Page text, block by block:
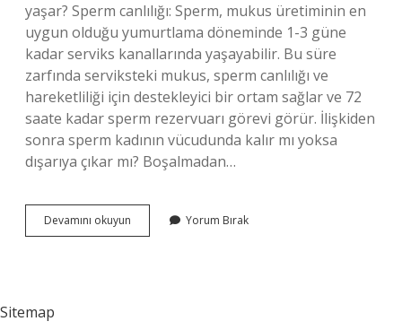
yaşar? Sperm canlılığı: Sperm, mukus üretiminin en
uygun olduğu yumurtlama döneminde 1-3 güne
kadar serviks kanallarında yaşayabilir. Bu süre
zarfında serviksteki mukus, sperm canlılığı ve
hareketliliği için destekleyici bir ortam sağlar ve 72
saate kadar sperm rezervuarı görevi görür. İlişkiden
sonra sperm kadının vücudunda kalır mı yoksa
dışarıya çıkar mı? Boşalmadan…
Devamını okuyun
Rahimde
Yorum Bırak
Sitemap